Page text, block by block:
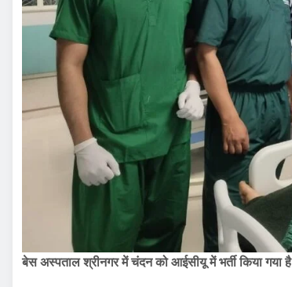
बेस अस्पताल श्रीनगर में चंदन को आईसीयू में भर्ती किया गया है